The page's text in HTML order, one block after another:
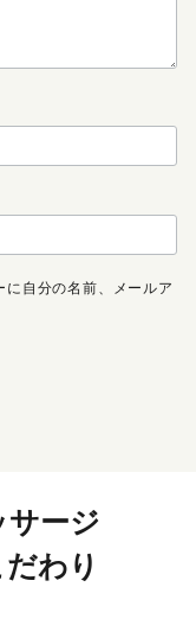
に自分の名前、メールア
サージ
わり